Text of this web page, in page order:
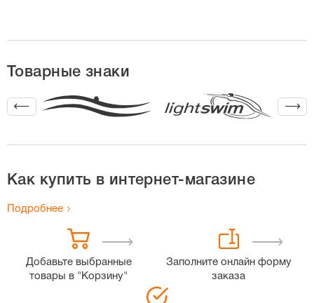
Товарные знаки
Как купить в интернет-магазине
Подробнее
Добавьте выбранные
товары в "Корзину"
Заполните онлайн форму
заказа